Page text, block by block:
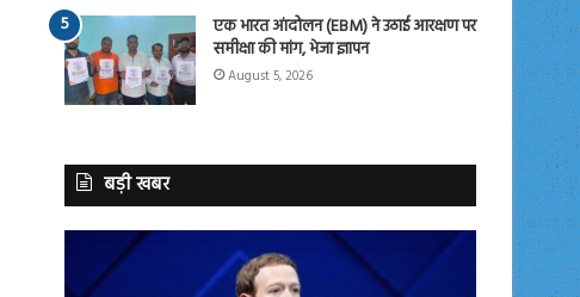
एक भारत आंदोलन (EBM) ने उठाई आरक्षण पर
समीक्षा की मांग, भेजा ज्ञापन
August 5, 2026
बड़ी खबर